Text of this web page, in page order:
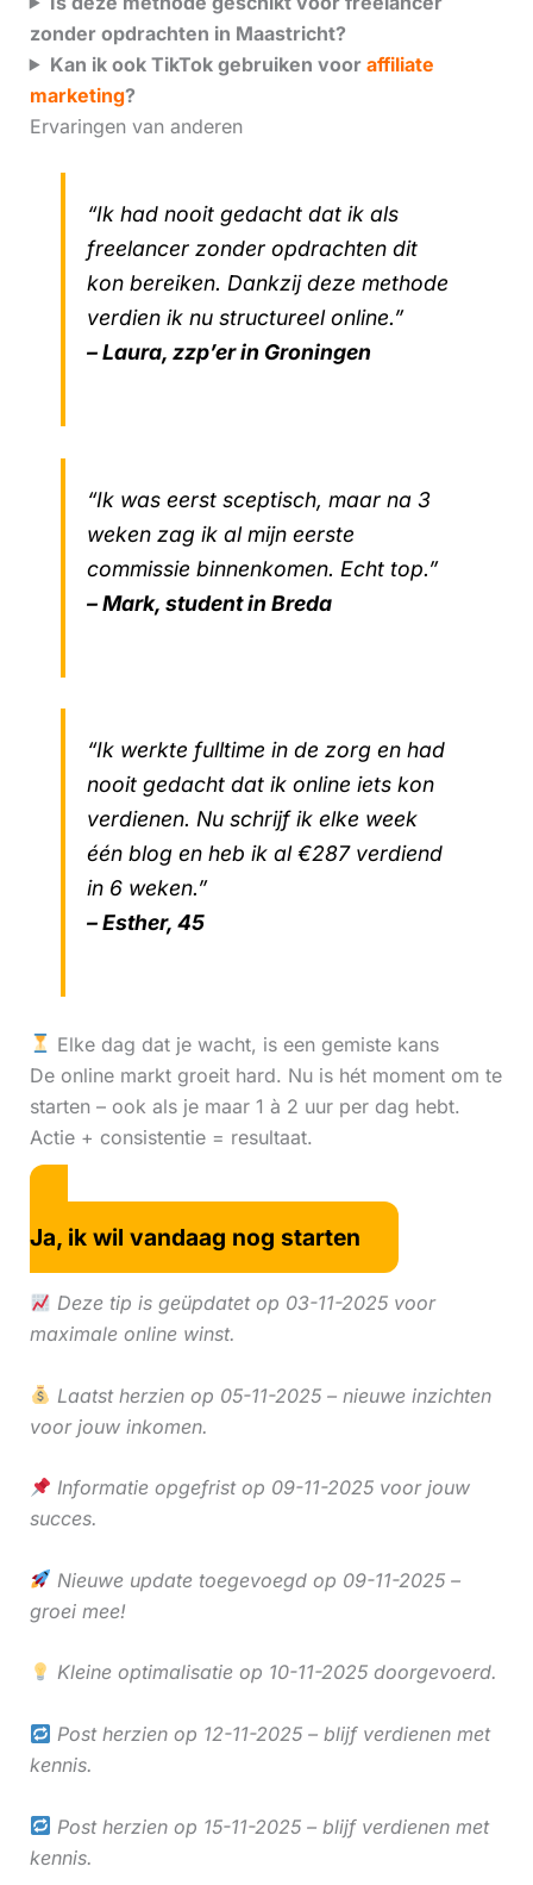
zonder opdrachten in Maastricht?
Kan ik ook TikTok gebruiken voor affiliate
marketing?
Ervaringen van anderen
“Ik had nooit gedacht dat ik als
freelancer zonder opdrachten dit
kon bereiken. Dankzij deze methode
verdien ik nu structureel online.”
– Laura, zzp’er in Groningen
“Ik was eerst sceptisch, maar na 3
weken zag ik al mijn eerste
commissie binnenkomen. Echt top.”
– Mark, student in Breda
“Ik werkte fulltime in de zorg en had
nooit gedacht dat ik online iets kon
verdienen. Nu schrijf ik elke week
één blog en heb ik al €287 verdiend
in 6 weken.”
– Esther, 45
Elke dag dat je wacht, is een gemiste kans
De online markt groeit hard. Nu is hét moment om te
starten – ook als je maar 1 à 2 uur per dag hebt.
Actie + consistentie = resultaat.
Ja, ik wil vandaag nog starten
Deze tip is geüpdatet op 03-11-2025 voor
maximale online winst.
Laatst herzien op 05-11-2025 – nieuwe inzichten
voor jouw inkomen.
Informatie opgefrist op 09-11-2025 voor jouw
succes.
Nieuwe update toegevoegd op 09-11-2025 –
groei mee!
Kleine optimalisatie op 10-11-2025 doorgevoerd.
Post herzien op 12-11-2025 – blijf verdienen met
kennis.
Post herzien op 15-11-2025 – blijf verdienen met
kennis.